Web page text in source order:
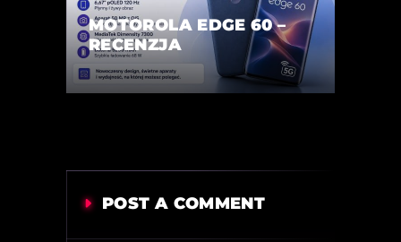
MOTOROLA EDGE 60 –
RECENZJA
POST A COMMENT